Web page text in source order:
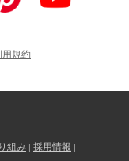
用規約
組み 採用情報